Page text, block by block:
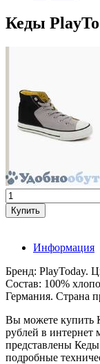
Кеды
Информация
Бренд: PlayToday.
Состав: 100%
Германия. Страна
Вы можете купить
рублей в интернет
представлены
подробные